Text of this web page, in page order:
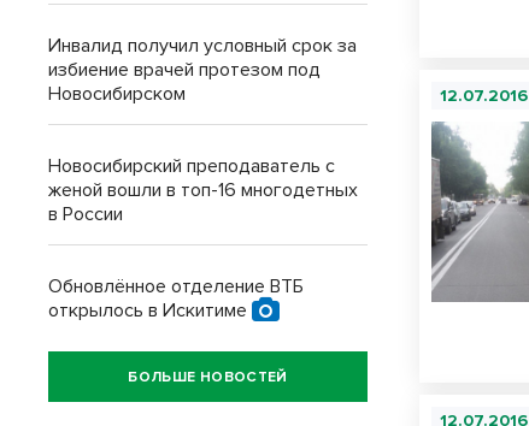
12.07.2016
12.07.2016
Инвалид получил условный срок за
избиение врачей протезом под
Новосибирском
Новосибирский преподаватель с
женой вошли в топ-16 многодетных
в России
Обновлённое отделение ВТБ
открылось в Искитиме
БОЛЬШЕ НОВОСТЕЙ